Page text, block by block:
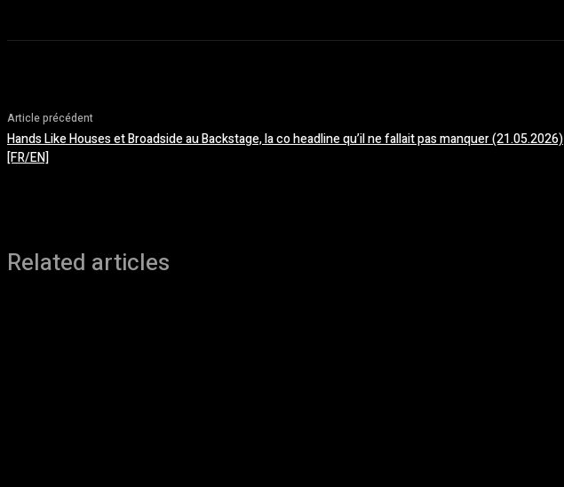
Article précédent
Hands Like Houses et Broadside au Backstage, la co headline qu’il ne fallait pas manquer (21.05.2026)
[FR/EN]
Related articles